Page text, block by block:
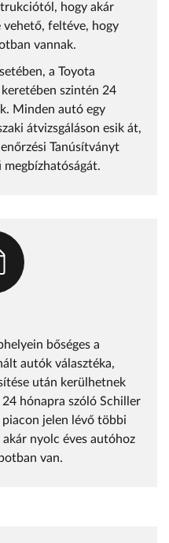
hogy akár
vehető, feltéve, hogy
vannak.
a Toyota
szintén 24
Minden autó egy
átvizsgáláson esik át,
Tanúsítványt
bőséges a
autók választéka,
után kerülhetnek
hónapra szóló Schiller
jelen lévő többi
nyolc éves autóhoz
van.